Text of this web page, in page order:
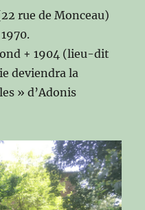
rue de Monceau)
+ 1904 (lieu-dit
deviendra la
» d’Adonis